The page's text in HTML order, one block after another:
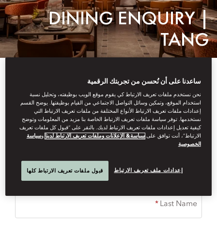
DINING ENQUIRY |
TANG
Please complete the form to request a reservation.
Restaurant
Last Name
ساعدنا على أن نُحسن من تجربتك الرقمية
نحن نستخدم ملفات تعريف الارتباط كي يقوم موقع الويب بوظيفته، وتحليل نسبة
استخدام الموقع، وتمكين وسائل التواصل الاجتماعي من القيام بوظيفتها. يوضح القسم
إعدادات ملفات تعريف الارتباط الأنواع المختلفة من ملفات تعريف الارتباط التي
نستخدمها. توفر سياسة ملفات تعريف الارتباط الخاصة بنا مزيد من المعلومات وتوضح
كيفية تعديل إعدادات ملفات تعريف الارتباط لديك. بالنقر على “قبول كل ملفات تعريف
الارتباط”، أنت توافق علىسياسة& الإعلانات وملفات تعريف الارتباط لدينا وسياسة
الخصوصية
إعدادات ملف تعريف الارتباط قبول ملفات تعريف الارتباط كلها